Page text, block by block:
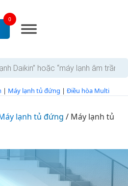
0
| Máy lạnh tủ đứng | Điều hòa Multi
lạnh tủ đứng / Máy lạnh tủ